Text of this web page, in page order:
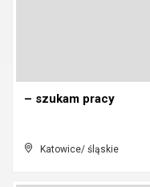
– szukam pracy
Katowice/ śląskie